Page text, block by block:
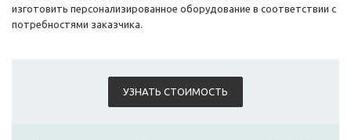
изготовить персонализированное оборудование в соответствии с
потребностями заказчика.
УЗНАТЬ СТОИМОСТЬ